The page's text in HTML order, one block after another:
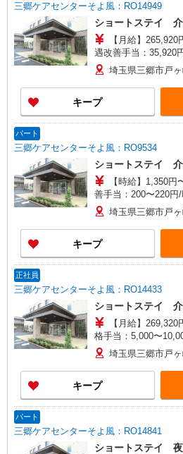
三郷ケアセンターそよ風：RO14949
ショートステイ 介
【月給】265,920円〜
遇改善手当：35,920
分） ※6回目以降は1回6,000
給 通勤手当 年末年始手当
年2回（6月・12月
均34.1万円（最高額
績 ※処遇改善手当
埼玉県三郷市戸
キープ
パート
三郷ケアセンターそよ風：RO9534
ショートステイ 介
【時給】1,350円〜1,550円 ▼
善手当：200〜220円/
記別途支給 通勤手当
志あり：年2回（6月
遇改善手当は試用期
埼玉県三郷市戸
キープ
正社員
三郷ケアセンターそよ風：RO14433
ショートステイ 介
【月給】269,320円〜
格手当：5,000〜
円 夜勤手当：
回6,000円支給 住宅
15,000円 精勤手当：
円 ▼下記別途支給 通勤手当 年末年始手当：380
円/時 賞与年2回（6月・12月） 昇給年1回（4月）
※2025年6月支給実績 ※処遇改善手当は試用期間
中(3ヶ月)は支給なし
埼玉県三郷市戸
キープ
パート
三郷ケアセンターそよ風：RO14841
ショートステイ